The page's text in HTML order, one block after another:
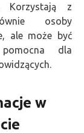
Korzystają z
osoby
ale może być
dla
w